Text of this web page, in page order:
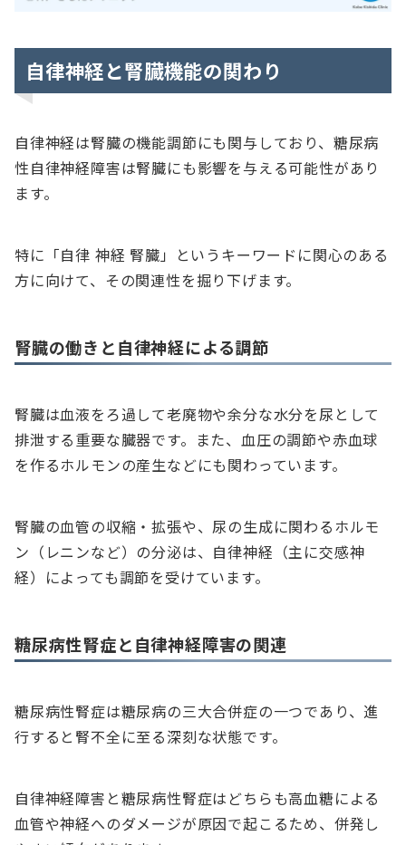
自律神経と腎臓機能の関わり
自律神経は腎臓の機能調節にも関与しており、糖尿病
性自律神経障害は腎臓にも影響を与える可能性があり
ます。
特に「自律 神経 腎臓」というキーワードに関心のある
方に向けて、その関連性を掘り下げます。
腎臓の働きと自律神経による調節
腎臓は血液をろ過して老廃物や余分な水分を尿として
排泄する重要な臓器です。また、血圧の調節や赤血球
を作るホルモンの産生などにも関わっています。
腎臓の血管の収縮・拡張や、尿の生成に関わるホルモ
ン（レニンなど）の分泌は、自律神経（主に交感神
経）によっても調節を受けています。
糖尿病性腎症と自律神経障害の関連
糖尿病性腎症は糖尿病の三大合併症の一つであり、進
行すると腎不全に至る深刻な状態です。
自律神経障害と糖尿病性腎症はどちらも高血糖による
血管や神経へのダメージが原因で起こるため、併発し